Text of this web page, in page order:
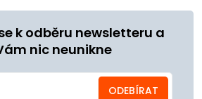
k odběru newsletteru a
nic neunikne
ODEBÍRAT